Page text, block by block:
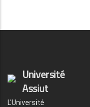
Université
Assiut
L'Université